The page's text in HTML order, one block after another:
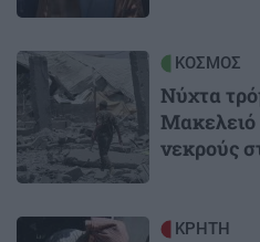
Image ΚΟΣΜΟΣ
Νύχτα
Μακελειό
νεκρούς
Image ΚΡΗΤΗ